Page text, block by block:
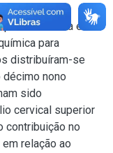
fixador. Em
direita e
para
distribuíram-se
nono
sido
cervical superior
contribuição no
relação ao